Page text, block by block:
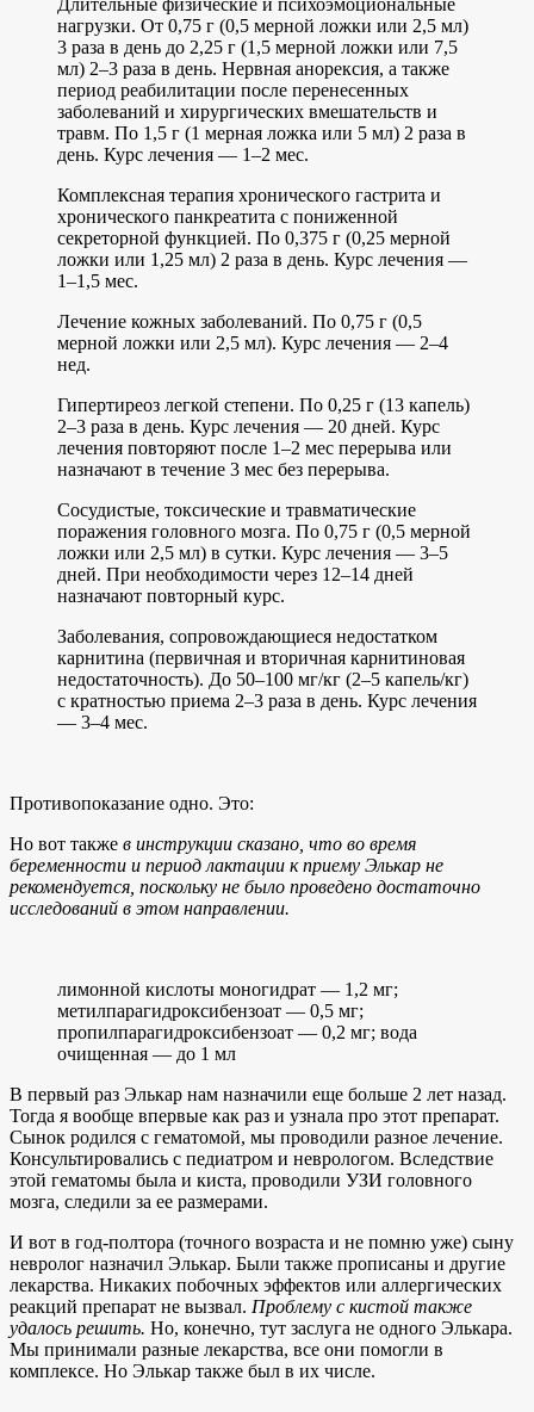
нагрузки. От 0,75 г (0,5 мерной ложки или 2,5 мл)
3 раза в день до 2,25 г (1,5 мерной ложки или 7,5
мл) 2–3 раза в день. Нервная анорексия, а также
период реабилитации после перенесенных
заболеваний и хирургических вмешательств и
травм. По 1,5 г (1 мерная ложка или 5 мл) 2 раза в
день. Курс лечения — 1–2 мес.
Комплексная терапия хронического гастрита и
хронического панкреатита с пониженной
секреторной функцией. По 0,375 г (0,25 мерной
ложки или 1,25 мл) 2 раза в день. Курс лечения —
1–1,5 мес.
Лечение кожных заболеваний. По 0,75 г (0,5
мерной ложки или 2,5 мл). Курс лечения — 2–4
нед.
Гипертиреоз легкой степени. По 0,25 г (13 капель)
2–3 раза в день. Курс лечения — 20 дней. Курс
лечения повторяют после 1–2 мес перерыва или
назначают в течение 3 мес без перерыва.
Сосудистые, токсические и травматические
поражения головного мозга. По 0,75 г (0,5 мерной
ложки или 2,5 мл) в сутки. Курс лечения — 3–5
дней. При необходимости через 12–14 дней
назначают повторный курс.
Заболевания, сопровождающиеся недостатком
карнитина (первичная и вторичная карнитиновая
недостаточность). До 50–100 мг/кг (2–5 капель/кг)
с кратностью приема 2–3 раза в день. Курс лечения
— 3–4 мес.
Противопоказание одно. Это:
Но вот также в инструкции сказано, что во время
беременности и период лактации к приему Элькар не
рекомендуется, поскольку не было проведено достаточно
исследований в этом направлении.
лимонной кислоты моногидрат — 1,2 мг;
метилпарагидроксибензоат — 0,5 мг;
пропилпарагидроксибензоат — 0,2 мг; вода
очищенная — до 1 мл
В первый раз Элькар нам назначили еще больше 2 лет назад.
Тогда я вообще впервые как раз и узнала про этот препарат.
Сынок родился с гематомой, мы проводили разное лечение.
Консультировались с педиатром и неврологом. Вследствие
этой гематомы была и киста, проводили УЗИ головного
мозга, следили за ее размерами.
И вот в год-полтора (точного возраста и не помню уже) сыну
невролог назначил Элькар. Были также прописаны и другие
лекарства. Никаких побочных эффектов или аллергических
реакций препарат не вызвал. Проблему с кистой также
удалось решить. Но, конечно, тут заслуга не одного Элькара.
Мы принимали разные лекарства, все они помогли в
комплексе. Но Элькар также был в их числе.